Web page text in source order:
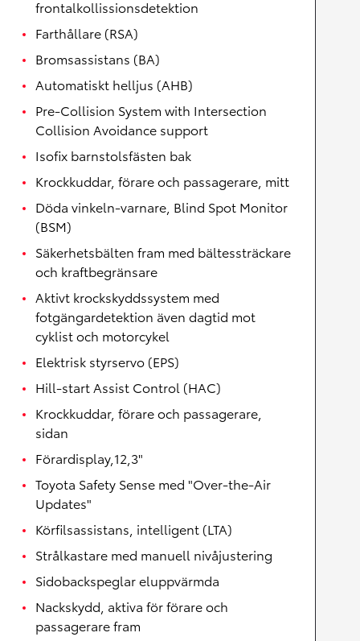
frontalkollissionsdetektion
Farthållare (RSA)
Bromsassistans (BA)
Automatiskt helljus (AHB)
Pre-Collision System with Intersection
Collision Avoidance support
Isofix barnstolsfästen bak
Krockkuddar, förare och passagerare, mitt
Döda vinkeln-varnare, Blind Spot Monitor
(BSM)
Säkerhetsbälten fram med bältessträckare
och kraftbegränsare
Aktivt krockskyddssystem med
fotgängardetektion även dagtid mot
cyklist och motorcykel
Elektrisk styrservo (EPS)
Hill-start Assist Control (HAC)
Krockkuddar, förare och passagerare,
sidan
Förardisplay,12,3"
Toyota Safety Sense med "Over-the-Air
Updates"
Körfilsassistans, intelligent (LTA)
Strålkastare med manuell nivåjustering
Sidobackspeglar eluppvärmda
Nackskydd, aktiva för förare och
passagerare fram